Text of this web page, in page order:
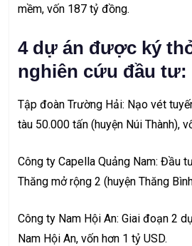
mềm, vốn 187 tỷ đồng.
4 dự án được ký
nghiên cứu đầu tư:
Tập đoàn Trường Hải: Nạo vét
tàu 50.000 tấn (huyện Núi Thành),
Công ty Capella Quảng Nam: Đầu
Thăng mở rộng 2 (huyện Thăng
Công ty Nam Hội An: Giai đoạn 2
Nam Hội An, vốn hơn 1 tỷ USD.